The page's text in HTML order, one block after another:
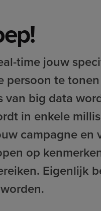
time jouw
te
van big data
in enkele
campagne en
op
Eigenlijk